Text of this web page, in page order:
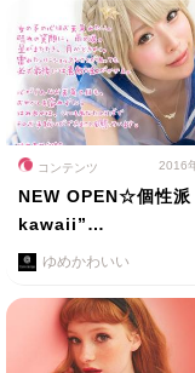
コンテンツ 2016
NEW OPEN☆個性派
kawaii”…
ゆめかわいい